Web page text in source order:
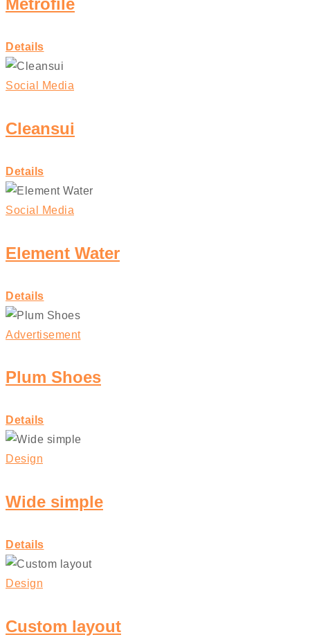
Metrofile
Details
Social Media
Cleansui
Details
Social Media
Element Water
Details
Advertisement
Plum Shoes
Details
Design
Wide simple
Details
Design
Custom layout